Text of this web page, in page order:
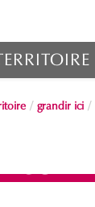
grandir ici